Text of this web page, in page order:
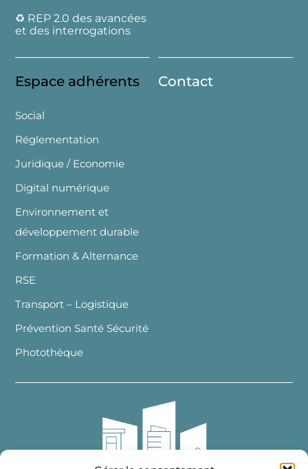
♻️ REP 2.0 des avancées
et des interrogations
Espace adhérents
Social
Réglementation
Juridique / Economie
Digital numérique
Environnement et
développement durable
Formation & Alternance
RSE
Transport – Logistique
Prévention Santé Sécurité
Photothèque
Contact